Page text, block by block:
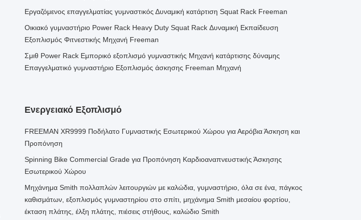
Εργαζόμενος επαγγελματίας γυμναστικός Δυναμική κατάρτιση Squat Rack Freeman
Οικιακό γυμναστήριο Power Rack Heavy Duty Squat Rack Δυναμική Εκπαίδευση
Εξοπλισμός Φιτνεστικής Μηχανή Freeman
Σμιθ Power Rack Εμπορικό εξοπλισμό γυμναστικής Μηχανή κατάρτισης δύναμης
Επαγγελματικό γυμναστήριο Εξοπλισμός άσκησης Freeman Μηχανή
Ενεργειακό Εξοπλισμό
FREEMAN XR9999 Ποδήλατο Γυμναστικής Εσωτερικού Χώρου για Αερόβια Άσκηση και
Προπόνηση
Spinning Bike Commercial Grade για Προπόνηση Καρδιοαναπνευστικής Άσκησης
Εσωτερικού Χώρου
Μηχάνημα Smith πολλαπλών λειτουργιών με καλώδια, γυμναστήριο, όλα σε ένα, πάγκος
καθισμάτων, εξοπλισμός γυμναστηρίου στο σπίτι, μηχάνημα Smith μεσαίου φορτίου,
έκταση πλάτης, έλξη πλάτης, πιέσεις στήθους, καλώδιο Smith